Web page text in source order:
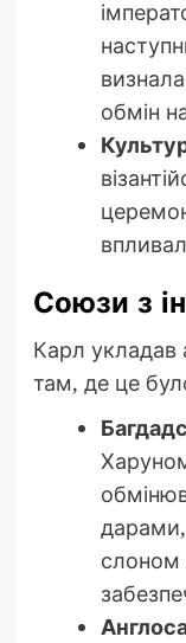
обмін
Союзи з
Карл укладав
там, де це